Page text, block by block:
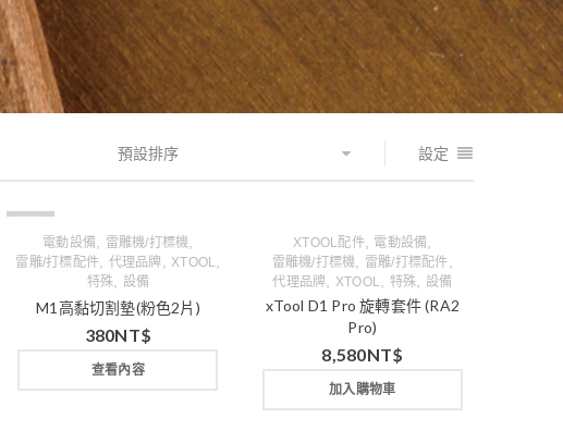
設定
預設排序
電動設備 雷雕機/打標機
雷雕/打標配件 代理品牌 XTOOL
特殊 設備
M1高黏切割墊(粉色2片)
380NT$
查看內容
XTOOL配件, 電動設備
雷雕機/打標機 雷雕/打標配件
代理品牌 XTOOL 特殊 設備
xTool D1 Pro 旋轉套件 (RA2
Pro)
8,580NT$
加入購物車